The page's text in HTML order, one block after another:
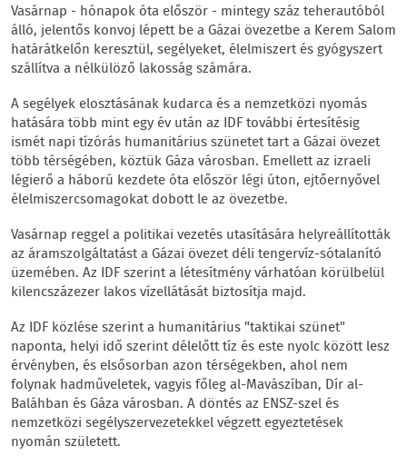
Vasárnap - hónapok óta először - mintegy száz teherautóból
álló, jelentős konvoj lépett be a Gázai övezetbe a Kerem Salom
határátkelőn keresztül, segélyeket, élelmiszert és gyógyszert
szállítva a nélkülöző lakosság számára.
A segélyek elosztásának kudarca és a nemzetközi nyomás
hatására több mint egy év után az IDF további értesítésig
ismét napi tízórás humanitárius szünetet tart a Gázai övezet
több térségében, köztük Gáza városban. Emellett az izraeli
légierő a háború kezdete óta először légi úton, ejtőernyővel
élelmiszercsomagokat dobott le az övezetbe.
Vasárnap reggel a politikai vezetés utasítására helyreállították
az áramszolgáltatást a Gázai övezet déli tengervíz-sótalanító
üzemében. Az IDF szerint a létesítmény várhatóan körülbelül
kilencszázezer lakos vízellátását biztosítja majd.
Az IDF közlése szerint a humanitárius "taktikai szünet"
naponta, helyi idő szerint délelőtt tíz és este nyolc között lesz
érvényben, és elsősorban azon térségekben, ahol nem
folynak hadműveletek, vagyis főleg al-Mavászíban, Dír al-
Baláhban és Gáza városban. A döntés az ENSZ-szel és
nemzetközi segélyszervezetekkel végzett egyeztetések
nyomán született.